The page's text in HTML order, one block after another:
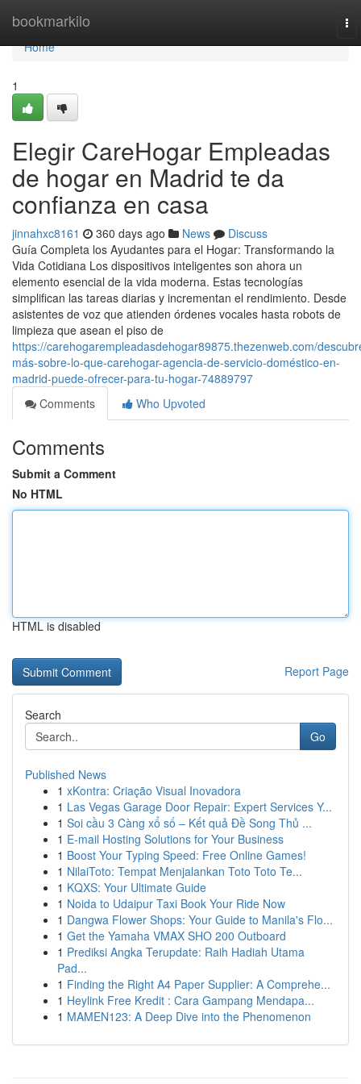
bookmarkilo
Home
Home
1
Elegir CareHogar Empleadas
de hogar en Madrid te da
confianza en casa
jinnahxc8161 360 days ago News
Discuss
Guía Completa los Ayudantes para el Hogar: Transformando la
Vida Cotidiana Los dispositivos inteligentes son ahora un
elemento esencial de la vida moderna. Estas tecnologías
simplifican las tareas diarias y incrementan el rendimiento. Desde
asistentes de voz que atienden órdenes vocales hasta robots de
limpieza que asean el piso de
https://carehogarempleadasdehogar89875.thezenweb.com/
más-sobre-lo-que-carehogar-agencia-de-servicio-doméstico-en-
madrid-puede-ofrecer-para-tu-hogar-74889797
Comments
Who Upvoted
Comments
Submit a Comment
No HTML
HTML is disabled
Report Page
Search
Go
Published News
1 xKontra: Criação Visual Inovadora
1 Las Vegas Garage Door Repair: Expert Services Y...
1 Soi cầu 3 Càng xổ số – Kết quả Đề Song Thủ ...
1 E-mail Hosting Solutions for Your Business
1 Boost Your Typing Speed: Free Online Games!
1 NilaiToto: Tempat Menjalankan Toto Toto Te...
1 KQXS: Your Ultimate Guide
1 Noida to Udaipur Taxi Book Your Ride Now
1 Dangwa Flower Shops: Your Guide to Manila's Flo...
1 Get the Yamaha VMAX SHO 200 Outboard
1 Prediksi Angka Terupdate: Raih Hadiah Utama
Pad...
1 Finding the Right A4 Paper Supplier: A Comprehe...
1 Heylink Free Kredit : Cara Gampang Mendapa...
1 MAMEN123: A Deep Dive into the Phenomenon